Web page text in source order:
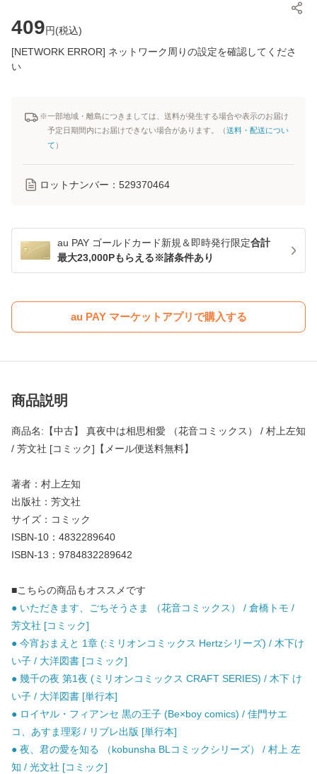
409円(税込)
[NETWORK ERROR] ネットワーク周りの設定を確認してくださ
い
※一部地域・離島につきましては、送料が発生する場合や表示のお届け
予定日期間内にお届けできない場合があります。（送料・配送につい
て ）
ロットナンバー： 529370464
au PAY ゴールドカード新規＆即時発行限定合計
最大23,000Pもらえる※諸条件あり
au PAY マーケットアプリで購入する
商品説明
商品名:【中古】 真夜中は相思相愛 （花音コミックス） / 村上左知
/ 芳文社 [コミック]【メール便送料無料】
著者：村上左知
出版社：芳文社
サイズ：コミック
ISBN-10：4832289640
ISBN-13：9784832289642
■こちらの商品もオススメです
● いただきます、ごちそうさま （花音コミックス） / 倉橋トモ /
芳文社 [コミック]
● 今宵おまえと 1章 (:ミリオンコミックス Hertzシリーズ) / 木下け
い子 / 大洋図書 [コミック]
● 幾千の夜 第1夜 (ミリオンコミックス CRAFT SERIES) / 木下 け
い子 / 大洋図書 [単行本]
● ロイヤル・フィアンセ 黒の王子 (Be×boy comics) / 佳門サエ
コ、あすま理彩 / リブレ出版 [単行本]
● 夜、君の愛を知る （kobunsha BLコミックシリーズ） / 村上 左
知 / 光文社 [コミック]